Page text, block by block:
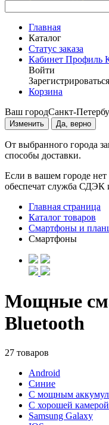
Главная
Каталог
Статус заказа
Кабинет Профиль
Войти
Зарегистрироваться
Корзина
Ваш городСанкт-
Изменить Да, верно
От выбранного города
способы доставки.
Если в вашем городе нет
обеспечат служба СДЭК
Главная страница
Каталог товаров
Смартфоны и
Смартфоны
Мощные
Bluetooth
27 товаров
Android
Синие
С мощным
С хорошей камерой
Samsung Galaxy